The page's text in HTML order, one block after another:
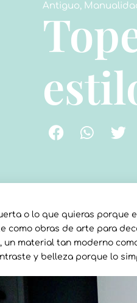
Antiguo,
o lo que quieras porque
como obras de arte para
un material tan moderno
y belleza porque lo